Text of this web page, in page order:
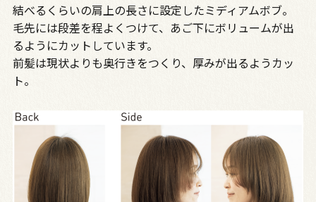
結べるくらいの肩上の長さに設定したミディアムボブ。
毛先には段差を程よくつけて、あご下にボリュームが出
るようにカットしています。
前髪は現状よりも奥行きをつくり、厚みが出るようカッ
ト。